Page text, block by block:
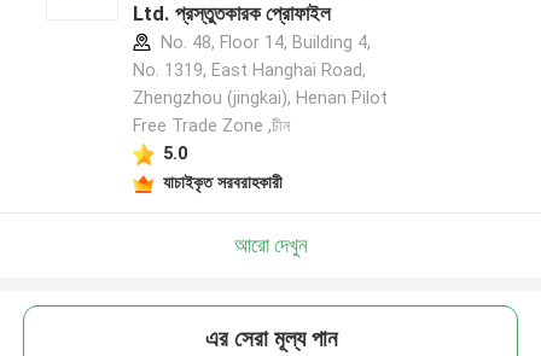
আমরা শীঘ্রই আপনাকে আবার কল করব!
Ltd. প্রস্তুতকারক প্রোফাইল
No. 48, Floor 14, Building 4,
No. 1319, East Hanghai Road,
Zhengzhou (jingkai), Henan Pilot
Free Trade Zone ,চীন
5.0
যাচাইকৃত সরবরাহকারী
আরো দেখুন
এর সেরা মূল্য পান